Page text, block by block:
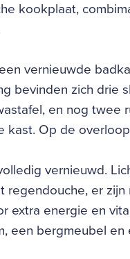
kookplaat,
vernieuwde
bevinden zich drie
en nog twee
kast. Op de
vernieuwd.
regendouche, er
extra energie en
een bergmeubel